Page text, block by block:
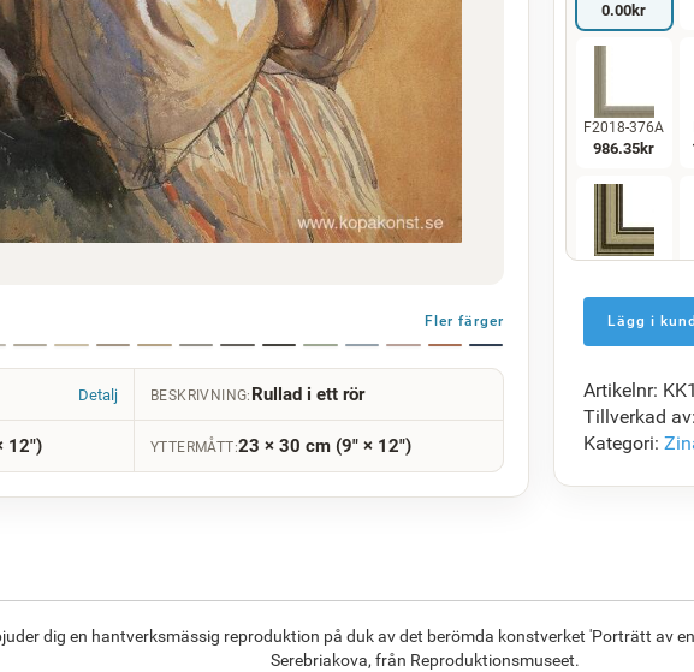
Fler färger
Detalj BESKRIVNING: Rullad i ett rör
12") YTTERMÅTT:23 × 30 cm (9" × 12")
0.00kr
F2018-376A
986.35kr
F5429-258
1 375.18kr
Artikelnr:
Tillverkad av:
Kategori:
dig en hantverksmässig reproduktion på duk av det berömda konstverket 'Porträtt av
Serebriakova, från Reproduktionsmuseet.